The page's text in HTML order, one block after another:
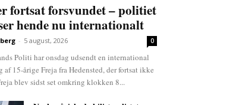
fortsat forsvundet – politiet
hende nu internationalt
- 5 august, 2026 0
Politi har onsdag udsendt en international
af 15-årige Freja fra Hedensted, der fortsat ikke
blev sidst set omkring klokken 8...